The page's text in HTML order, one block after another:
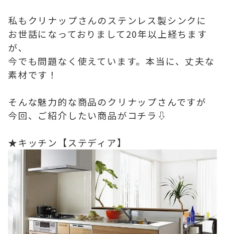
私もクリナップさんのステンレス製シンクに
お世話になっておりまして20年以上経ちます
が、
今でも問題なく使えています。本当に、丈夫な
素材です！
そんな魅力的な商品のクリナップさんですが
今回、ご紹介したい商品がコチラ⇩
★キッチン【ステディア】